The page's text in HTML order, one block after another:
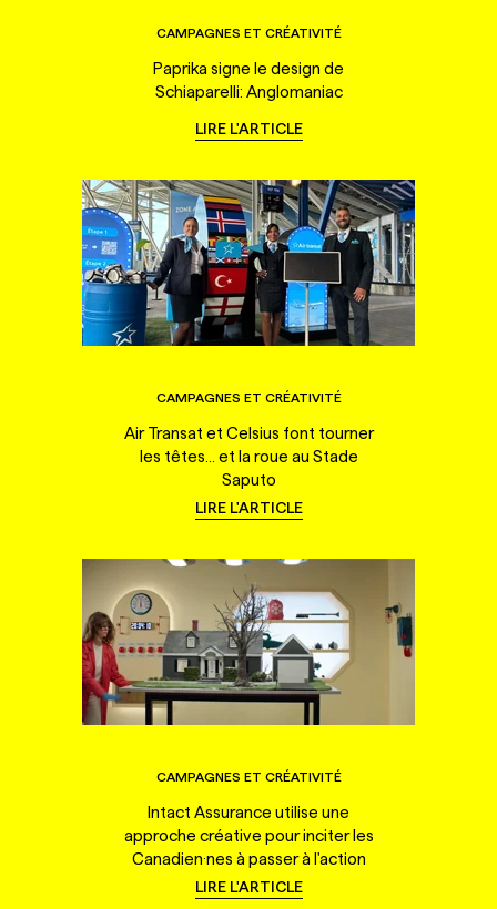
CAMPAGNES ET CRÉATIVITÉ
Paprika signe le design de
Schiaparelli: Anglomaniac
LIRE L'ARTICLE
CAMPAGNES ET CRÉATIVITÉ
Air Transat et Celsius font tourner
les têtes... et la roue au Stade
Saputo
LIRE L'ARTICLE
CAMPAGNES ET CRÉATIVITÉ
Intact Assurance utilise une
approche créative pour inciter les
Canadien·nes à passer à l'action
LIRE L'ARTICLE